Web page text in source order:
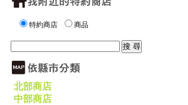
特約商店 商品
北部商店
中部商店